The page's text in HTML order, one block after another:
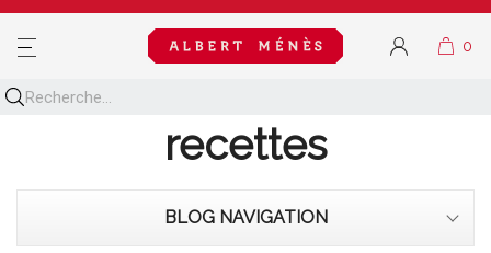
MENU
Découvrez toutes nos
recettes
BLOG NAVIGATION